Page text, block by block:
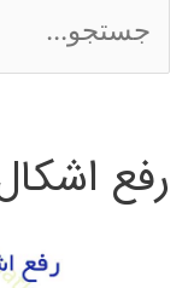
س
ج
رفع